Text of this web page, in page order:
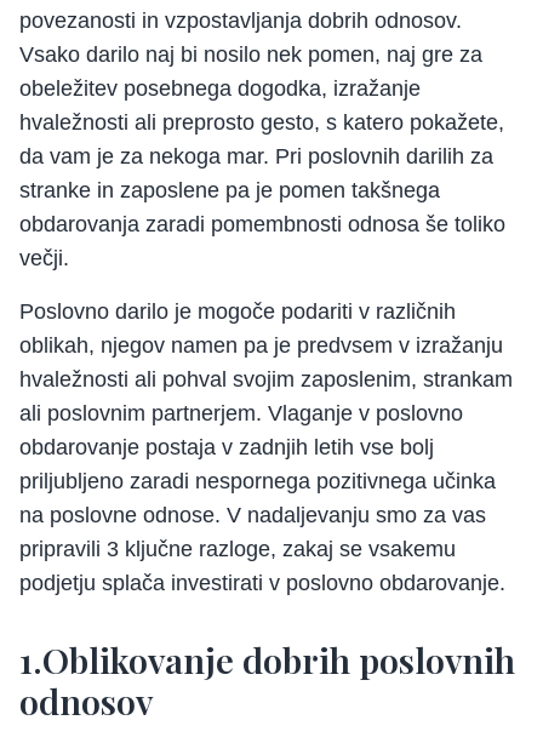
povezanosti in vzpostavljanja dobrih odnosov.
Vsako darilo naj bi nosilo nek pomen, naj gre za
obeležitev posebnega dogodka, izražanje
hvaležnosti ali preprosto gesto, s katero pokažete,
da vam je za nekoga mar. Pri poslovnih darilih za
stranke in zaposlene pa je pomen takšnega
obdarovanja zaradi pomembnosti odnosa še toliko
večji.
Poslovno darilo je mogoče podariti v različnih
oblikah, njegov namen pa je predvsem v izražanju
hvaležnosti ali pohval svojim zaposlenim, strankam
ali poslovnim partnerjem. Vlaganje v poslovno
obdarovanje postaja v zadnjih letih vse bolj
priljubljeno zaradi nespornega pozitivnega učinka
na poslovne odnose. V nadaljevanju smo za vas
pripravili 3 ključne razloge, zakaj se vsakemu
podjetju splača investirati v poslovno obdarovanje.
1.Oblikovanje dobrih poslovnih
odnosov